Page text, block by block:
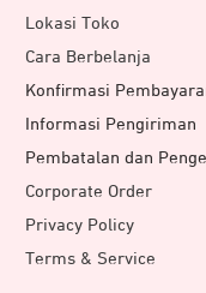
Lokasi Toko
Cara Berbelanja
Konfirmasi
Informasi Pengiriman
Pembatalan dan
Corporate Order
Privacy Policy
Terms & Service